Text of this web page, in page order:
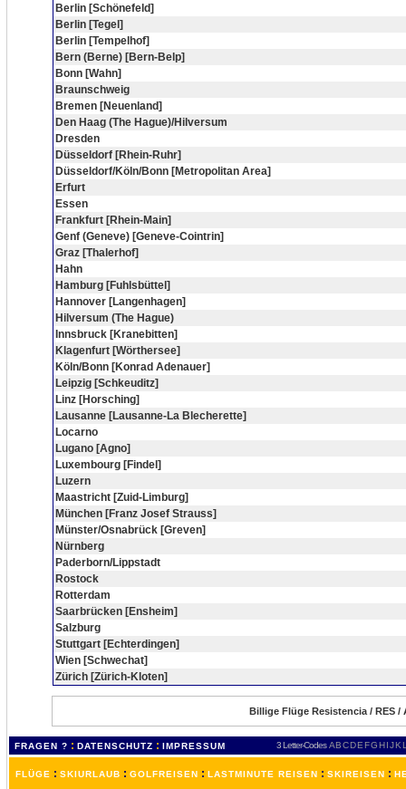
Berlin [Schönefeld]
Berlin [Tegel]
Berlin [Tempelhof]
Bern (Berne) [Bern-Belp]
Bonn [Wahn]
Braunschweig
Bremen [Neuenland]
Den Haag (The Hague)/Hilversum
Dresden
Düsseldorf [Rhein-Ruhr]
Düsseldorf/Köln/Bonn [Metropolitan Area]
Erfurt
Essen
Frankfurt [Rhein-Main]
Genf (Geneve) [Geneve-Cointrin]
Graz [Thalerhof]
Hahn
Hamburg [Fuhlsbüttel]
Hannover [Langenhagen]
Hilversum (The Hague)
Innsbruck [Kranebitten]
Klagenfurt [Wörthersee]
Köln/Bonn [Konrad Adenauer]
Leipzig [Schkeuditz]
Linz [Horsching]
Lausanne [Lausanne-La Blecherette]
Locarno
Lugano [Agno]
Luxembourg [Findel]
Luzern
Maastricht [Zuid-Limburg]
München [Franz Josef Strauss]
Münster/Osnabrück [Greven]
Nürnberg
Paderborn/Lippstadt
Rostock
Rotterdam
Saarbrücken [Ensheim]
Salzburg
Stuttgart [Echterdingen]
Wien [Schwechat]
Zürich [Zürich-Kloten]
Billige Flüge Resistencia / RES
FRAGEN ? : DATENSCHUTZ : IMPRESSUM 3 Letter-Codes ABCDEFGH IJKL
FLÜGE : SKIURLAUB : GOLFREISEN : LASTMINUTE REISEN : SKIREISEN :